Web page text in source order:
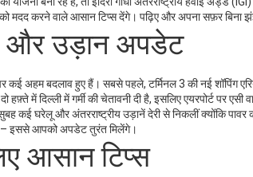
को मदद करने वाले आसान टिप्स देंगे। पढ़िए और अपना सफ़र बिना
और उड़ान अपडेट
कई अहम बदलाव हुए हैं। सबसे पहले, टर्मिनल 3 की नई शॉपिंग
में दिल्ली में गर्मी की चेतावनी दी है, इसलिए एयरपोर्ट पर
कई घरेलू और अंतरराष्ट्रीय उड़ानें देरी से निकलीं क्योंकि
– इससे आपको अपडेट तुरंत मिलेंगे।
आसान टिप्स